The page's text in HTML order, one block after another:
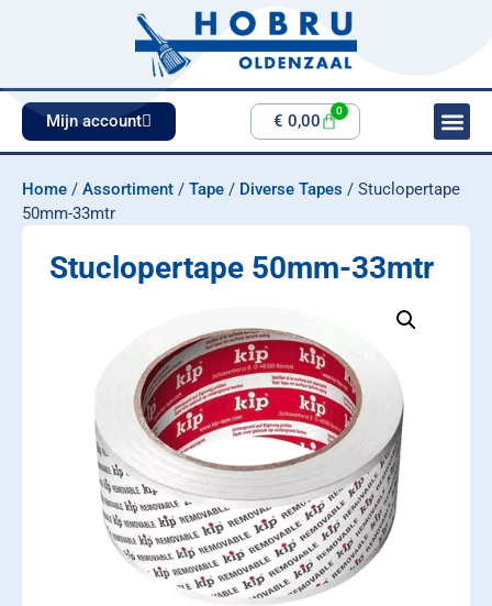
Mijn account € 0,00
0
Home / Assortiment / Tape / Diverse Tapes / Stuclopertape
50mm-33mtr
Stuclopertape 50mm-33mtr